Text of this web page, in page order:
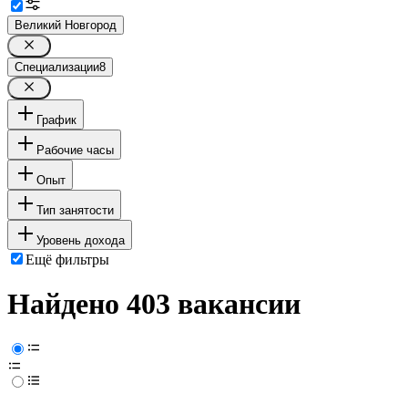
Великий Новгород
Специализации8
График
Рабочие часы
Опыт
Тип занятости
Уровень дохода
Ещё фильтры
Найдено 403 вакансии